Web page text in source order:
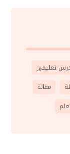
تعليمي
مقالة